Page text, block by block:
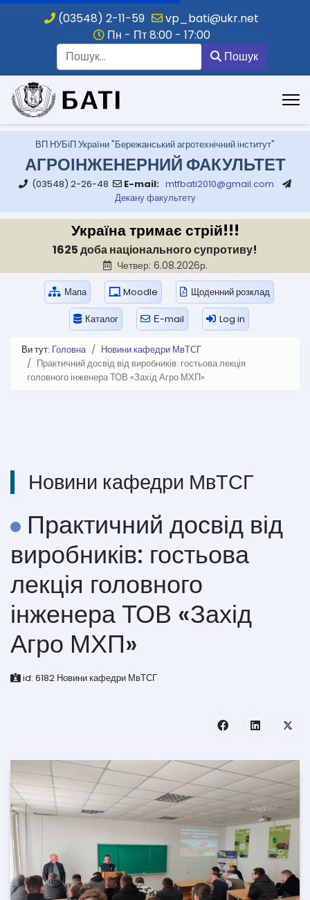
(03548) 2-11-59
vp_bati@ukr.net
Пн - Пт 8:00 - 17:00
Пошук
.
ВП НУБіП України "Бережанський агротехнічний інститут"
АГРОІНЖЕНЕРНИЙ ФАКУЛЬТЕТ
(03548) 2-26-48 E-mail: mtfbati2010@gmail.com
Декану факультету
Україна тримає стрій!!!
1625 доба національного супротиву!
Четвер: 6.08.2026р.
Мапа Moodle Щоденний розклад
Каталог Е-mail Log in
Ви тут: Головна
Новини кафедри МвТСГ
Практичний досвід від виробників: гостьова лекція
головного інженера ТОВ «Захід Агро МХП»
Новини кафедри МвТСГ
Практичний досвід від
виробників: гостьова
лекція головного
інженера ТОВ «Захід
Агро МХП»
id: 6182 Новини кафедри МвТСГ